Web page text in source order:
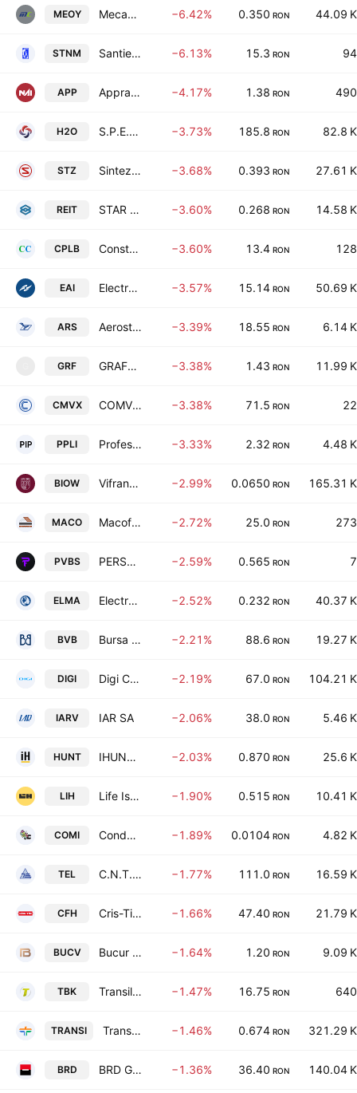
MEOY Mecanica Codlea SA −6.42% 0.350 RON 44.09 K
STNM Santierul Naval 2 Mai SA Mangalia −6.13% 15.3 RON 94
APP Appraisal & Valuation SA −4.17% 1.38 RON 490
H2O S.P.E.E.H. Hidroelectrica S.A. −3.73% 185.8 RON 82.8 K
STZ Sinteza SA −3.68% 0.393 RON 27.61 K
REIT STAR INVEST IMOBILIARE S.A −3.60% 0.268 RON 14.58 K
CPLB Constructii Complexe SA Buzau −3.60% 13.4 RON 128
EAI Electro-Alfa International SA −3.57% 15.14 RON 50.69 K
ARS Aerostar SA −3.39% 18.55 RON 6.14 K
GRF GRAFFITI PLUS SA −3.38% 1.43 RON 11.99 K
CMVX COMVEX SA −3.38% 71.5 RON 22
PPLI Professional Imo Partners S.A. −3.33% 2.32 RON 4.48 K
BIOW Vifrana SA −2.99% 0.0650 RON 165.31 K
MACO Macofil SA −2.72% 25.0 RON 273
PVBS PERSEUS FINTECH S.A −2.59% 0.565 RON 7
ELMA Electromagnetica SA −2.52% 0.232 RON 40.37 K
BVB Bursa de Valori Bucuresti −2.21% 88.6 RON 19.27 K
DIGI Digi Communications NV −2.19% 67.0 RON 104.21 K
IARV IAR SA −2.06% 38.0 RON 5.46 K
HUNT IHUNT TECHNOLOGY IMPORT-EXPORT S.A. −2.03% 0.870 RON 25.6 K
LIH Life Is Hard S.A. −1.90% 0.515 RON 10.41 K
COMI Condmag SA −1.89% 0.0104 RON 4.82 K
TEL C.N.T.E.E. Transelectrica SA −1.77% 111.0 RON 16.59 K
CFH Cris-Tim Family Holding S.A. −1.66% 47.40 RON 21.79 K
BUCV Bucur SA −1.64% 1.20 RON 9.09 K
TBK Transilvania Broker de Asigurare SA −1.47% 16.75 RON 640
TRANSI Transilvania Investments Alliance S.A. −1.46% 0.674 RON 321.29 K
BRD BRD Groupe Societe Generale SA (Romania) −1.36% 36.40 RON 140.04 K